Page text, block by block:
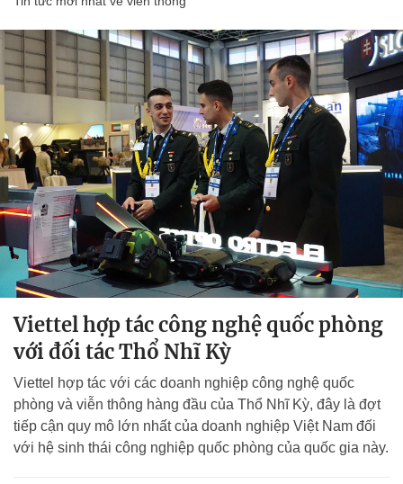
Viettel hợp tác công nghệ quốc phòng
với đối tác Thổ Nhĩ Kỳ
Viettel hợp tác với các doanh nghiệp công nghệ quốc
phòng và viễn thông hàng đầu của Thổ Nhĩ Kỳ, đây là đợt
tiếp cận quy mô lớn nhất của doanh nghiệp Việt Nam đối
với hệ sinh thái công nghiệp quốc phòng của quốc gia này.